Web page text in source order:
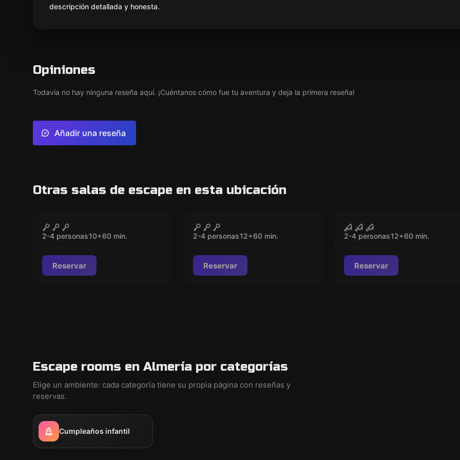
descripción detallada y honesta.
Opiniones
Todavía no hay ninguna reseña aquí. ¡Cuéntanos cómo fue tu aventura y deja la primera reseña!
Añadir una reseña
Otras salas de escape en esta ubicación
Survival VR
2-4 personas10+60 min.
Reservar
Prince of Persia: The
Dagger of Time VR
2-4 personas12+60 min.
Reservar
Sanctum VR
2-4 personas12+60 min.
Reservar
Escape rooms en Almería por categorías
Elige un ambiente: cada categoría tiene su propia página con reseñas y
reservas.
Cumpleaños infantil